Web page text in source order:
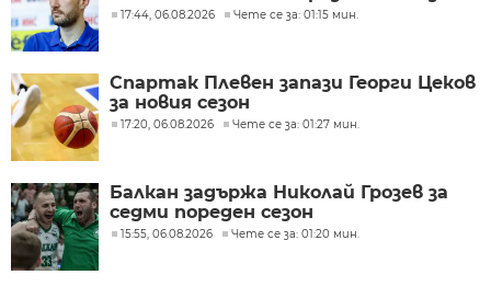
17:44, 06.08.2026 Чете се за: 01:15 мин.
Спартак Плевен запази Георги Цеков
за новия сезон
17:20, 06.08.2026 Чете се за: 01:27 мин.
Балкан задържа Николай Грозев за
седми пореден сезон
15:55, 06.08.2026 Чете се за: 01:20 мин.